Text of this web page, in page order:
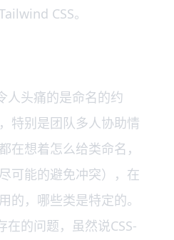
CSS。
人头痛的是命名的约
特别是团队多人协助情
在想着怎么给类命名，
可能的避免冲突），在
的，哪些类是特定的。
在的问题，虽然说CSS-